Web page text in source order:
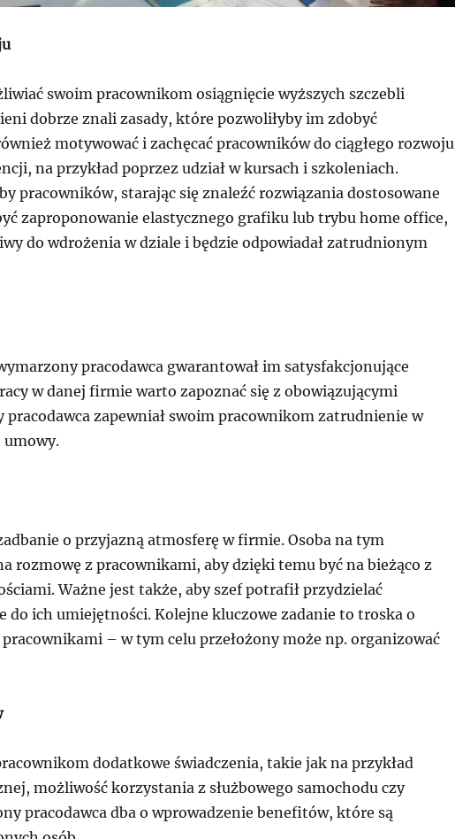
swoim pracownikom osiągnięcie wyższych szczebli
dobrze znali zasady, które pozwoliłyby im zdobyć
motywować i zachęcać pracowników do ciągłego rozwoju
na przykład poprzez udział w kursach i szkoleniach.
pracowników, starając się znaleźć rozwiązania dostosowane
zaproponowanie elastycznego grafiku lub trybu home office,
do wdrożenia w dziale i będzie odpowiadał zatrudnionym
pracodawca gwarantował im satysfakcjonujące
w danej firmie warto zapoznać się z obowiązującymi
zapewniał swoim pracownikom zatrudnienie w
umowy.
o przyjazną atmosferę w firmie. Osoba na tym
rozmowę z pracownikami, aby dzięki temu być na bieżąco z
Ważne jest także, aby szef potrafił przydzielać
do ich umiejętności. Kolejne kluczowe zadanie to troska o
– w tym celu przełożony może np. organizować
dodatkowe świadczenia, takie jak na przykład
możliwość korzystania z służbowego samochodu czy
pracodawca dba o wprowadzenie benefitów, które są